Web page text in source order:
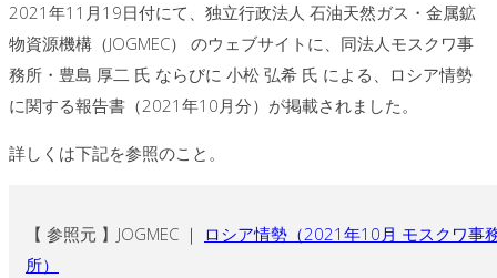
2021年11月19日付にて、独立行政法人 石油天然ガス・金属鉱
物資源機構（JOGMEC） のウェブサイトに、同法人モスクワ事
務所・豊島 厚二 氏 ならびに 小松 弘希 氏 による、ロシア情勢
に関する報告書（2021年10月分）が掲載されました。
詳しくは下記を参照のこと。
【 参照元 】JOGMEC ｜ ロシア情勢（2021年10月 モスクワ事
所）